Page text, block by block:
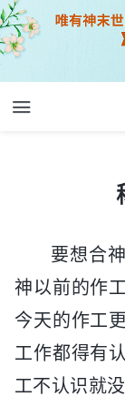
要想合
神以前的作
今天的作工
工作都得有
工不认识就